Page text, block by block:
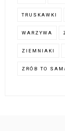
TRUSKAWKI
WARZYWA
ZIEMNIAKI
ZRÓB TO